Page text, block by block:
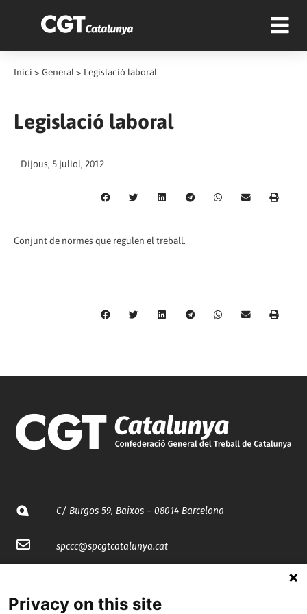
Inici > General > Legislació laboral
Legislació laboral
Dijous, 5 juliol, 2012
Conjunt de normes que regulen el treball.
C/ Burgos 59, Baixos – 08014 Barcelona
spccc@spcgtcatalunya.cat
Privacy on this site